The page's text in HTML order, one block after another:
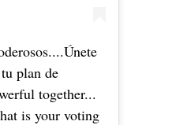
plan de
together...
is your voting